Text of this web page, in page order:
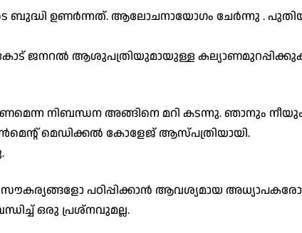
ഉണർന്നത്. ആലോചനായോഗം ചേർന്നു .
ജനറൽ ആശുപത്രിയുമായുള്ള
നിബന്ധന അങ്ങിനെ മറി കടന്നു. ഞാനും നീയും
മെഡിക്കൽ കോളേജ് ആസ്പത്രിയായി.
പഠിപ്പിക്കാൻ ആവശ്യമായ അധ്യാപകരോ
ഒരു പ്രശ്നവുമല്ല.